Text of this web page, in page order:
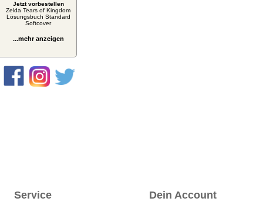
Jetzt vorbestellen
Zelda Tears of Kingdom
Lösungsbuch Standard
Softcover
...mehr anzeigen
Service Dein Account